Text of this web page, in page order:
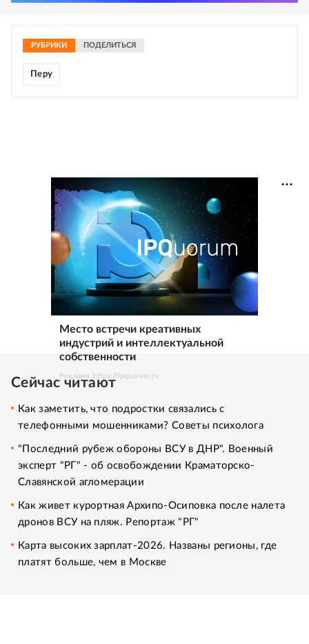
РУБРИКИ ПОДЕЛИТЬСЯ
Перу
Место встречи креативных
индустрий и интеллектуальной
собственности
Реклама. https://ipquorum.ru
Сейчас читают
Как заметить, что подростки связались с
телефонными мошенниками? Советы психолога
"Последний рубеж обороны ВСУ в ДНР". Военный
эксперт "РГ" - об освобождении Краматорско-
Славянской агломерации
Как живет курортная Архипо-Осиповка после налета
дронов ВСУ на пляж. Репортаж "РГ"
Карта высоких зарплат-2026. Названы регионы, где
платят больше, чем в Москве